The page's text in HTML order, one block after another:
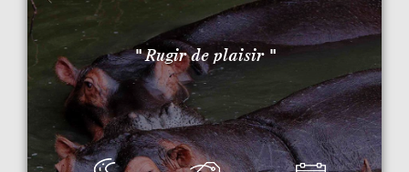
" Rugir de plaisir "